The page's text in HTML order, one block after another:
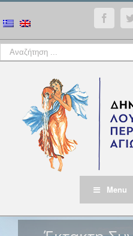
Menu